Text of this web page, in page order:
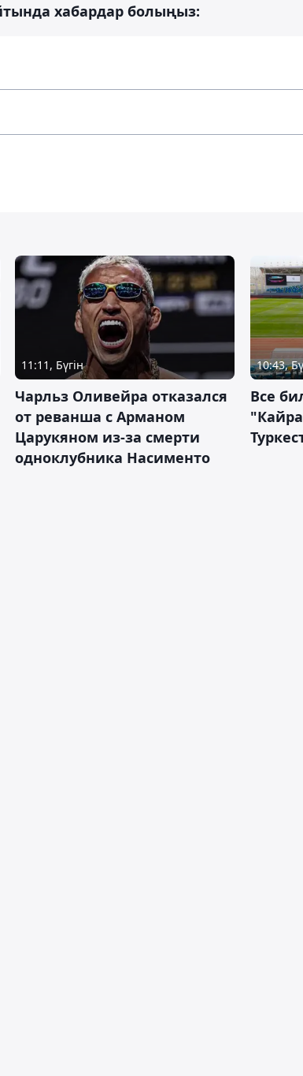
хабардар болыңыз:
11:11, Бүгін
Чарльз Оливейра отказался
от реванша с Арманом
Царукяном из-за смерти
одноклубника Насименто
10:43,
Все